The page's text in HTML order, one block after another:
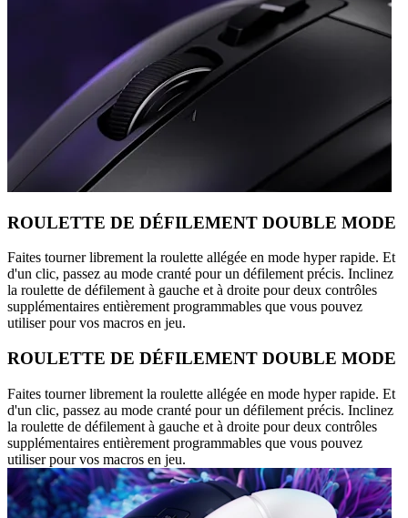
ROULETTE DE DÉFILEMENT DOUBLE MODE
Faites tourner librement la roulette allégée en mode hyper rapide. Et
d'un clic, passez au mode cranté pour un défilement précis. Inclinez
la roulette de défilement à gauche et à droite pour deux contrôles
supplémentaires entièrement programmables que vous pouvez
utiliser pour vos macros en jeu.
ROULETTE DE DÉFILEMENT DOUBLE MODE
Faites tourner librement la roulette allégée en mode hyper rapide. Et
d'un clic, passez au mode cranté pour un défilement précis. Inclinez
la roulette de défilement à gauche et à droite pour deux contrôles
supplémentaires entièrement programmables que vous pouvez
utiliser pour vos macros en jeu.